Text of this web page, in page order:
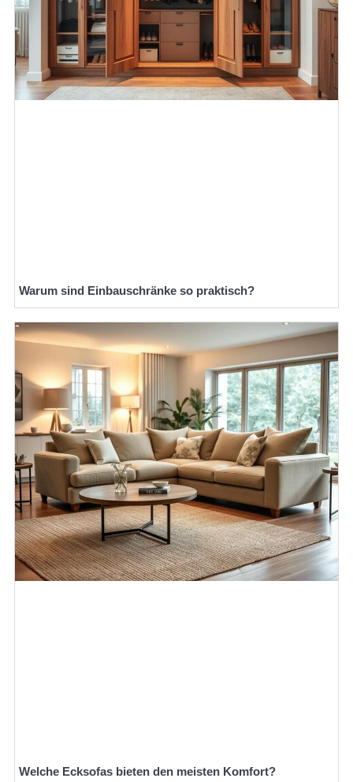
Warum sind Einbauschränke so praktisch?
Welche Ecksofas bieten den meisten Komfort?